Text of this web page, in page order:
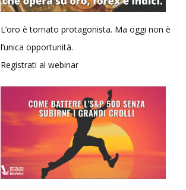
L’oro è tornato protagonista. Ma oggi non è
l’unica opportunità.
Registrati al webinar